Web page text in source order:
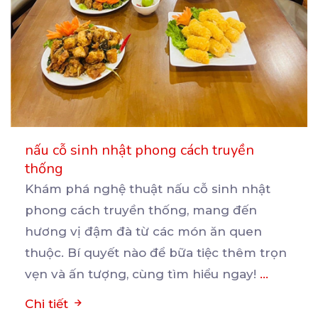
nấu cỗ sinh nhật phong cách truyền
thống
Khám phá nghệ thuật nấu cỗ sinh nhật
phong cách truyền thống, mang đến
hương vị đậm đà từ các món ăn quen
thuộc. Bí quyết nào để bữa tiệc thêm trọn
vẹn và ấn tượng, cùng tìm hiểu ngay! ...
Chi tiết